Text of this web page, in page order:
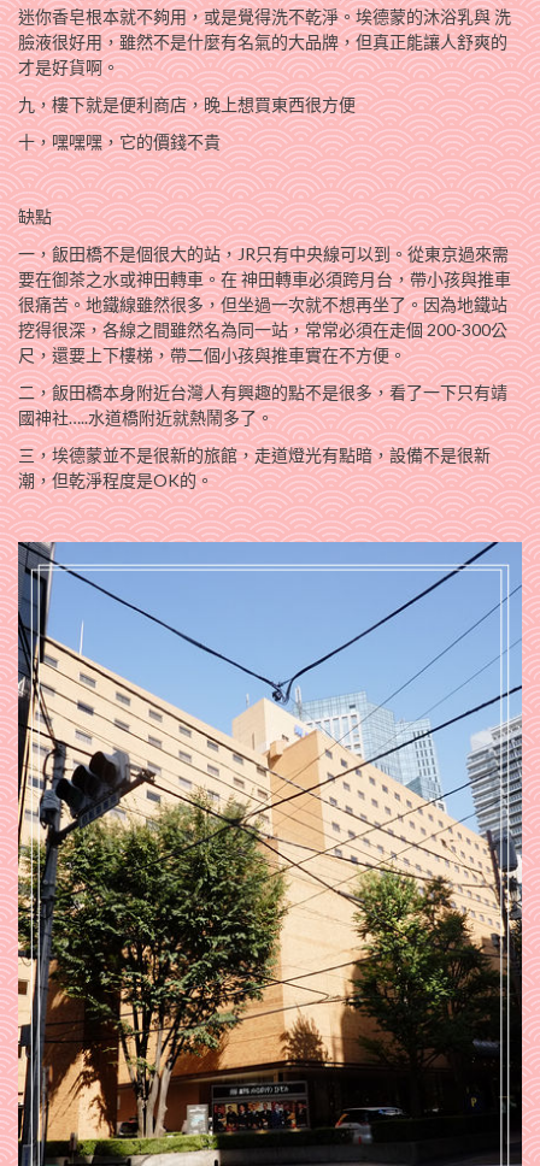
迷你香皂根本就不夠用，或是覺得洗不乾淨。埃德蒙的沐浴乳與 洗
臉液很好用，雖然不是什麼有名氣的大品牌，但真正能讓人舒爽的
才是好貨啊。
九，樓下就是便利商店，晚上想買東西很方便
十，嘿嘿嘿，它的價錢不貴
缺點
一，飯田橋不是個很大的站，JR只有中央線可以到。從東京過來需
要在御茶之水或神田轉車。在 神田轉車必須跨月台，帶小孩與推車
很痛苦。地鐵線雖然很多，但坐過一次就不想再坐了。因為地鐵站
挖得很深，各線之間雖然名為同一站，常常必須在走個 200-300公
尺，還要上下樓梯，帶二個小孩與推車實在不方便。
二，飯田橋本身附近台灣人有興趣的點不是很多，看了一下只有靖
國神社…..水道橋附近就熱鬧多了。
三，埃德蒙並不是很新的旅館，走道燈光有點暗，設備不是很新
潮，但乾淨程度是OK的。